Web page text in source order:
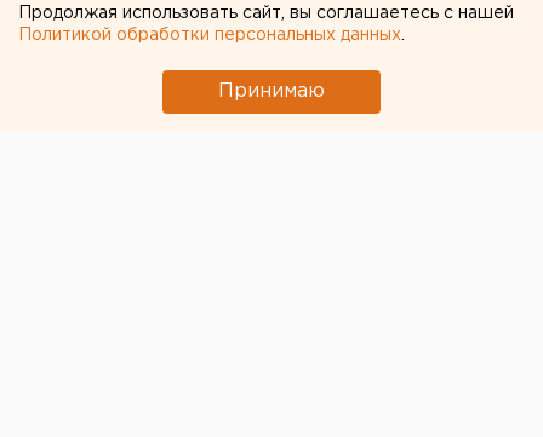
Продолжая использовать сайт, вы соглашаетесь с нашей
Политикой обработки персональных данных
Принимаю